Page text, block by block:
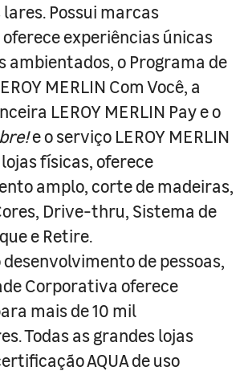
Possui marcas
experiências únicas
ambientados, o Programa de
MERLIN Com Você, a
LEROY MERLIN Pay e o
e o serviço LEROY MERLIN
físicas, oferece
amplo, corte de madeiras,
Drive-thru, Sistema de
e Retire.
desenvolvimento de pessoas,
Corporativa oferece
mais de 10 mil
Todas as grandes lojas
AQUA de uso